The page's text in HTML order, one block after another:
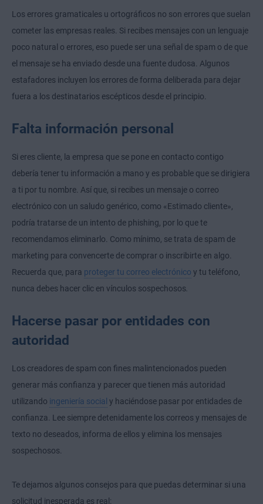
Los errores gramaticales u ortográficos no son errores que suelan
cometer las empresas reales. Si recibes mensajes con un lenguaje
poco natural o errores, eso puede ser una señal de spam o de que
el mensaje se ha enviado desde una fuente dudosa. Algunos
estafadores incluyen los errores de forma deliberada para dejar
fuera a los destinatarios escépticos desde el principio.
Falta información personal
Si eres cliente, la empresa que se pone en contacto contigo
debería tener tu información a mano y es probable que se dirigiera
a ti por tu nombre. Así que, si recibes un mensaje o correo
electrónico con un saludo genérico, como «Estimado cliente»,
podría tratarse de un intento de phishing, por lo que te
recomendamos eliminarlo. Como mínimo, se trata de spam de
marketing para convencerte de comprar o inscribirte en algo.
Recuerda que, para proteger tu correo electrónico y tu teléfono,
nunca debes hacer clic en vínculos sospechosos.
Hacerse pasar por entidades con
autoridad
Los creadores de spam con fines malintencionados pueden
generar más confianza y parecer que tienen más autoridad
utilizando ingeniería social y haciéndose pasar por entidades de
confianza. Lee siempre detenidamente los correos y mensajes de
texto no deseados, informa de ellos y elimina los mensajes
sospechosos.
Te dejamos algunos consejos para que puedas determinar si una
solicitud inesperada es real: